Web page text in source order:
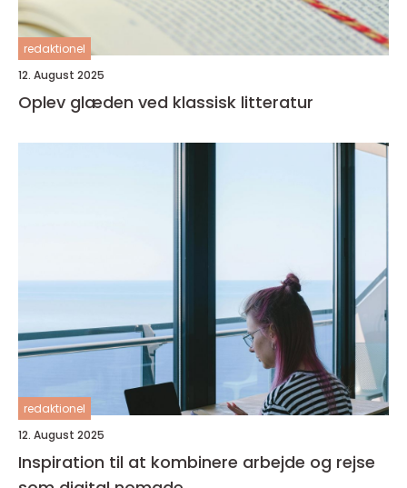
redaktionel
12. August 2025
Oplev glæden ved klassisk litteratur
redaktionel
12. August 2025
Inspiration til at kombinere arbejde og rejse